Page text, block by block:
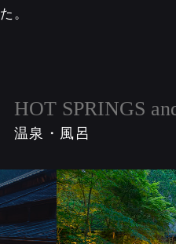
た。
HOT SPRINGS
温泉・風呂